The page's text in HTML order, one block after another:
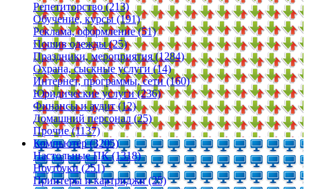
Репетиторство (213)
Обучение, курсы (191)
Реклама, оформление (51)
Пошив одежды (25)
Праздники, мероприятия (1284)
Охрана, сыскные услуги (14)
Интернет, программы, сети (160)
Юридические услуги (236)
Финансы и аудит (12)
Домашний персонал (25)
Прочие (1137)
Компьютер (3205)
Настольные ПК (1318)
Ноутбуки (251)
Принтеры и картриджи (25)